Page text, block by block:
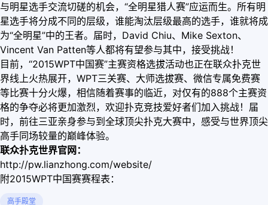
与明星选手交流切磋的机会，“全明星猎人赛”应运而生。所有明
星选手将分成不同的层级，谁能淘汰层级最高的选手，谁就将成
为“全明星”中的王者。届时，David Chiu、Mike Sexton、
Vincent Van Patten等人都将有望参与其中，接受挑战！
目前，“2015WPT中国赛”主赛资格选拔活动也正在联众扑克世
界线上火热展开，WPT三关赛、大师选拔赛、微信专属免费赛
等比赛十分火爆，相信随着赛事的临近，对仅有的888个主赛资
格的争夺必将更加激烈，欢迎扑克竞技爱好者们加入挑战！届
时，前往三亚亲身参与到全球顶尖扑克大赛中，感受与世界顶尖
高手同场较量的巅峰体验。
联众扑克世界官网：
http://pw.lianzhong.com/website/
附2015WPT中国赛赛程表：
高手殿堂